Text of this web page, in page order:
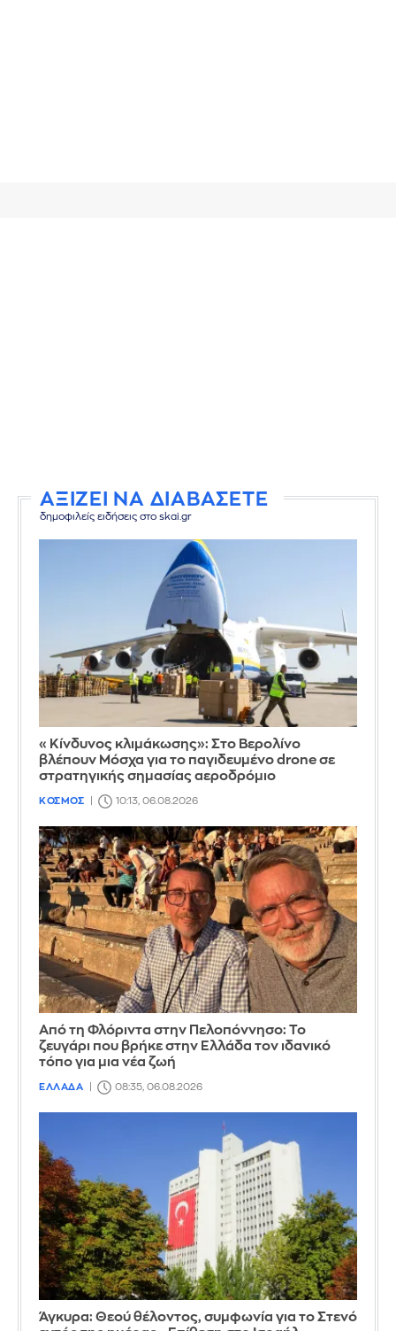
ΑΞΙΖΕΙ ΝΑ ΔΙΑΒΑΣΕΤΕ
δημοφιλείς ειδήσεις στο skai.gr
«Κίνδυνος κλιμάκωσης»: Στο Βερολίνο
βλέπουν Μόσχα για το παγιδευμένο drone σε
στρατηγικής σημασίας αεροδρόμιο
ΚΟΣΜΟΣ 10:13, 06.08.2026
Από τη Φλόριντα στην Πελοπόννησο: Το
ζευγάρι που βρήκε στην Ελλάδα τον ιδανικό
τόπο για μια νέα ζωή
ΕΛΛΑΔΑ 08:35, 06.08.2026
Άγκυρα: Θεού θέλοντος, συμφωνία για το Στενό